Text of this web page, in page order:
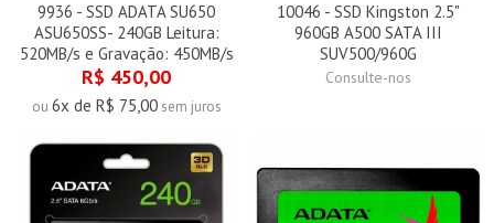
9936 - SSD ADATA SU650
ASU650SS- 240GB Leitura:
520MB/s e Gravação: 450MB/s
R$ 450,00
ou 6x de R$ 75,00sem juros
10046 - SSD Kingston 2.5"
960GB A500 SATA III
SUV500/960G
Consulte-nos